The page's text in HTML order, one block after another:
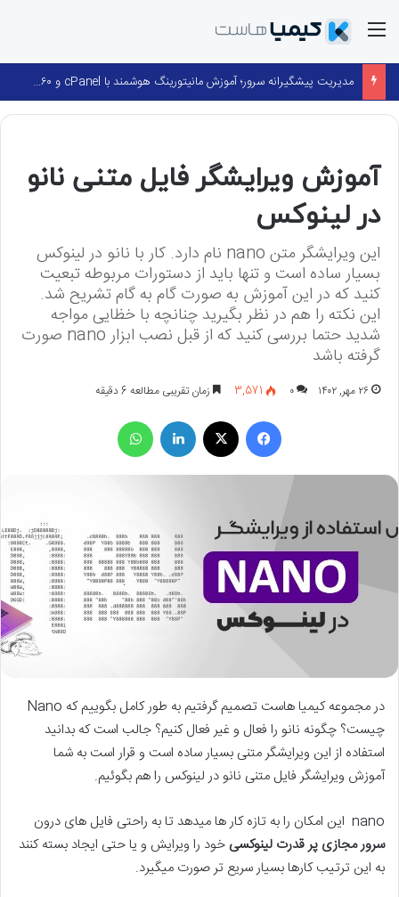
مدیریت پیشگیرانه سرور؛ آموزش مانیتورینگ هوشمند با cPanel و ۳۶۰ Monitoring
آموزش ویرایشگر فایل متنی نانو
در لینوکس
این ویرایشگر متن nano نام دارد. کار با نانو در لینوکس
بسیار ساده است و تنها باید از دستورات مربوطه تبعیت
کنید که در این آموزش به صورت گام به گام تشریح شد.
این نکته را هم در نظر بگیرید چنانچه با خظایی مواجه
شدید حتما بررسی کنید که از قبل نصب ابزار nano صورت
گرفته باشد
۲۶ مهر, ۱۴۰۲ ۰ 3,571 زمان تقریبی مطالعه 6 دقیقه
در مجموعه کیمیا هاست تصمیم گرفتیم به طور کامل بگوییم که Nano
چیست؟ چگونه نانو را فعال و غیر فعال کنیم؟ جالب است که بدانید
استفاده از این ویرایشگر متنی بسیار ساده است و قرار است به شما
آموزش ویرایشگر فایل متنی نانو در لینوکس را هم بگوئیم.
nano این امکان را به تازه کار ها میدهد تا به راحتی فایل های درون
سرور مجازی پر قدرت لینوکسی خود را ویرایش و یا حتی ایجاد بسته کنند
به این ترتیب کارها بسیار سریع تر صورت میگیرد.